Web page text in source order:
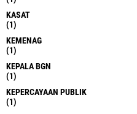
KASAT
(1)
KEMENAG
(1)
KEPALA BGN
(1)
KEPERCAYAAN PUBLIK
(1)